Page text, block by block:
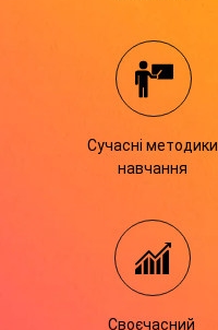
Сучасні методики
навчання
Своєчасний